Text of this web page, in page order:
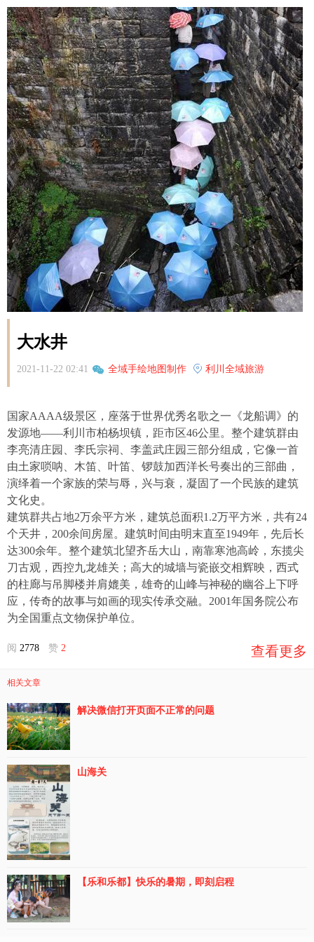
大水井
2021-11-22 02:41 全域手绘地图制作 利川全域旅游
国家AAAA级景区，座落于世界优秀名歌之一《龙船调》的
发源地——利川市柏杨坝镇，距市区46公里。整个建筑群由
李亮清庄园、李氏宗祠、李盖武庄园三部分组成，它像一首
由土家唢呐、木笛、叶笛、锣鼓加西洋长号奏出的三部曲，
演绎着一个家族的荣与辱，兴与衰，凝固了一个民族的建筑
文化史。
建筑群共占地2万余平方米，建筑总面积1.2万平方米，共有24
个天井，200余间房屋。建筑时间由明末直至1949年，先后长
达300余年。整个建筑北望齐岳大山，南靠寒池高岭，东揽尖
刀古观，西控九龙雄关；高大的城墙与瓷嵌交相辉映，西式
的柱廊与吊脚楼并肩媲美，雄奇的山峰与神秘的幽谷上下呼
应，传奇的故事与如画的现实传承交融。2001年国务院公布
为全国重点文物保护单位。
阅 2778 赞 2 查看更多
相关文章
解决微信打开页面不正常的问题
山海关
【乐和乐都】快乐的暑期，即刻启程